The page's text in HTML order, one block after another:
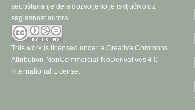
saopštavanje dela dozvoljeno je isključivo uz
saglasnost autora.
This work is licensed under aCreative Commons
Attribution-NonCommercial-NoDerivatives 4.0
International License.